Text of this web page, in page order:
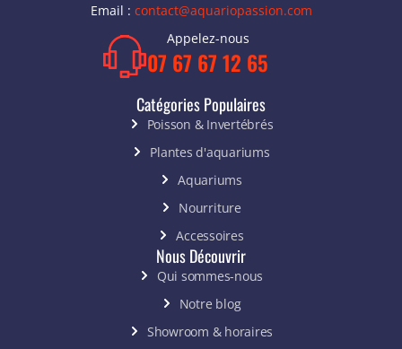
Email : contact@aquariopassion.com
Appelez-nous
07 67 67 12 65
Catégories Populaires
Poisson & Invertébrés
Plantes d'aquariums
Aquariums
Nourriture
Accessoires
Nous Découvrir
Qui sommes-nous
Notre blog
Showroom & horaires